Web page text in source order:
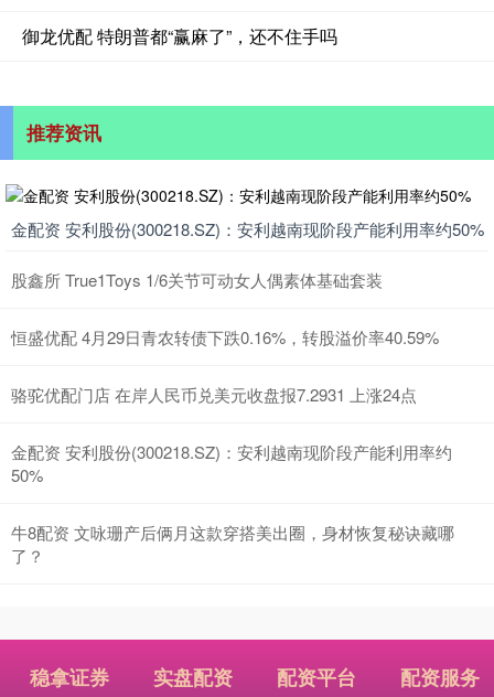
御龙优配 特朗普都“赢麻了”，还不住手吗
推荐资讯
金配资 安利股份(300218.SZ)：安利越南现阶段产能利用率约50%
股鑫所 True1Toys 1/6关节可动女人偶素体基础套装
恒盛优配 4月29日青农转债下跌0.16%，转股溢价率40.59%
骆驼优配门店 在岸人民币兑美元收盘报7.2931 上涨24点
金配资 安利股份(300218.SZ)：安利越南现阶段产能利用率约
50%
牛8配资 文咏珊产后俩月这款穿搭美出圈，身材恢复秘诀藏哪
了？
稳拿证券 实盘配资 配资平台 配资服务